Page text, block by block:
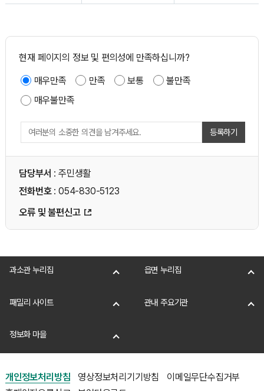
현재 페이지의 정보 및 편의성에 만족하십니까?
매우만족 만족 보통
불만족
매우불만족
등록하기
담당부서 : 주민생활
전화번호: 054-830-5123
오류 및 불편신고
과소관 누리집 읍면 누리집
패밀리 사이트 관내 주요기관
정보화 마을
개인정보처리방침 영상정보처리기기방침
이메일무단수집거부